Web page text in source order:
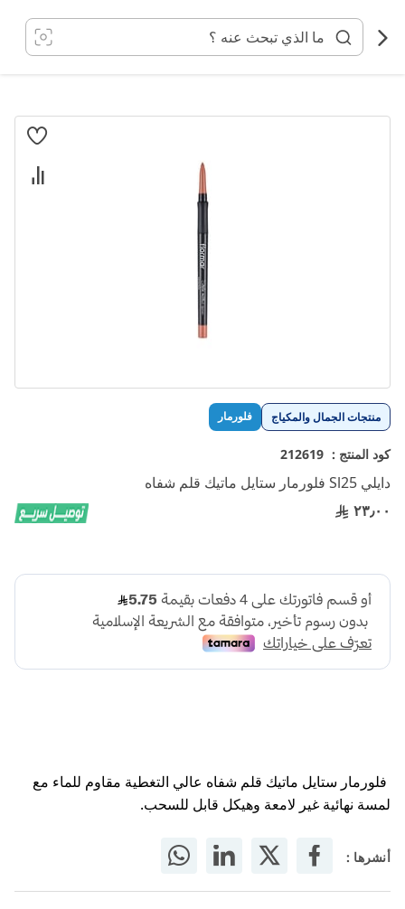
المحتوى
منتجات الجمال والمكياج فلورمار
كود المنتج : 212619
دايلي Sl25 فلورمار ستايل ماتيك قلم شفاه
٢٣٫٠٠
فلورمار ستايل ماتيك قلم شفاه عالي التغطية مقاوم للماء مع
لمسة نهائية غير لامعة وهيكل قابل للسحب.
أنشرها :
انتقل
تخطي
إلى
بداية
معرض
الصور